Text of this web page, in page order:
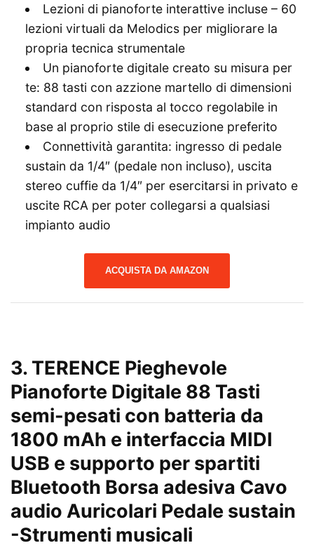
Lezioni di pianoforte interattive incluse – 60
lezioni virtuali da Melodics per migliorare la
propria tecnica strumentale
Un pianoforte digitale creato su misura per
te: 88 tasti con azzione martello di dimensioni
standard con risposta al tocco regolabile in
base al proprio stile di esecuzione preferito
Connettività garantita: ingresso di pedale
sustain da 1/4″ (pedale non incluso), uscita
stereo cuffie da 1/4″ per esercitarsi in privato e
uscite RCA per poter collegarsi a qualsiasi
impianto audio
ACQUISTA DA AMAZON
3. TERENCE Pieghevole
Pianoforte Digitale 88 Tasti
semi-pesati con batteria da
1800 mAh e interfaccia MIDI
USB e supporto per spartiti
Bluetooth Borsa adesiva Cavo
audio Auricolari Pedale sustain
-Strumenti musicali